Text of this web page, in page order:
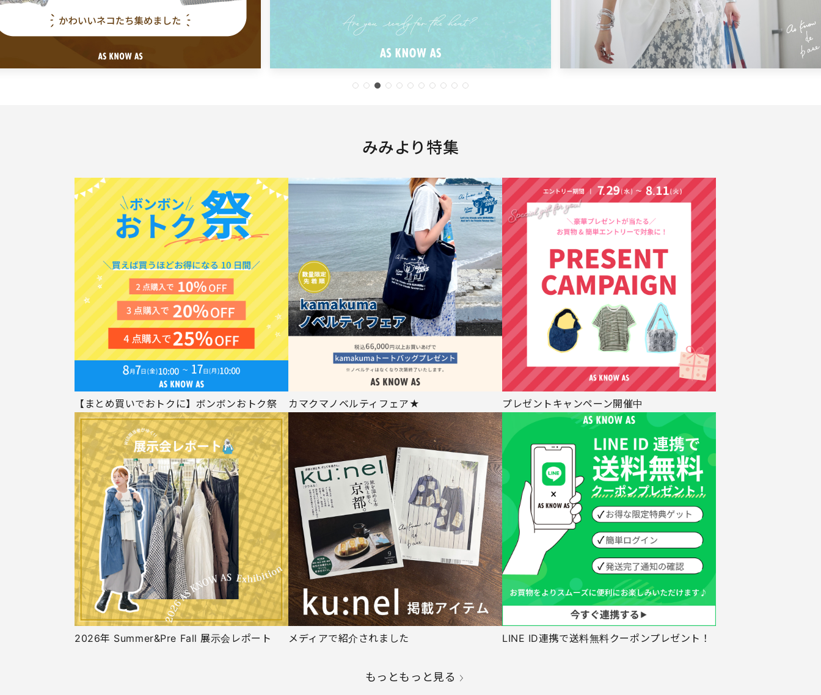
みみより特集
【まとめ買いでおトクに】ボンボンおトク祭 カマクマノベルティフェア★ プレゼントキャンペーン開催中
2026年 Summer&Pre Fall 展示会レポート メディアで紹介されました LINE ID連携で送料無料クーポンプレゼント！
もっともっと見る